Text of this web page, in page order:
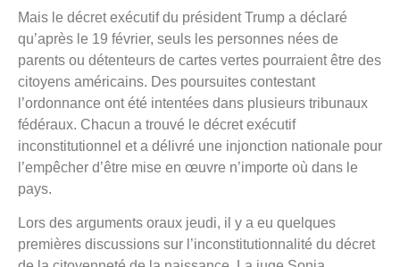
Mais le décret exécutif du président Trump a déclaré
qu’après le 19 février, seuls les personnes nées de
parents ou détenteurs de cartes vertes pourraient être des
citoyens américains. Des poursuites contestant
l’ordonnance ont été intentées dans plusieurs tribunaux
fédéraux. Chacun a trouvé le décret exécutif
inconstitutionnel et a délivré une injonction nationale pour
l’empêcher d’être mise en œuvre n’importe où dans le
pays.
Lors des arguments oraux jeudi, il y a eu quelques
premières discussions sur l’inconstitutionnalité du décret